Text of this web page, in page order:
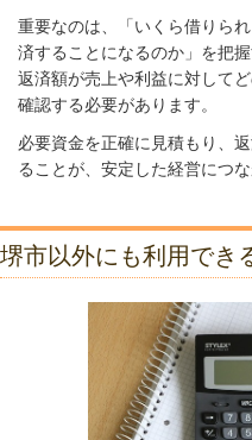
重要なのは、「いくら借りら
済することになるのか」を把握
返済額が売上や利益に対して
確認する必要があります。
必要資金を正確に見積もり、
ることが、安定した経営につな
堺市以外にも利用でき